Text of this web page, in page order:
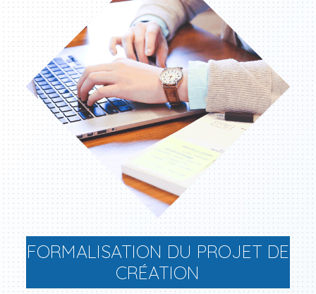
FORMALISATION DU PROJET DE
CRÉATION